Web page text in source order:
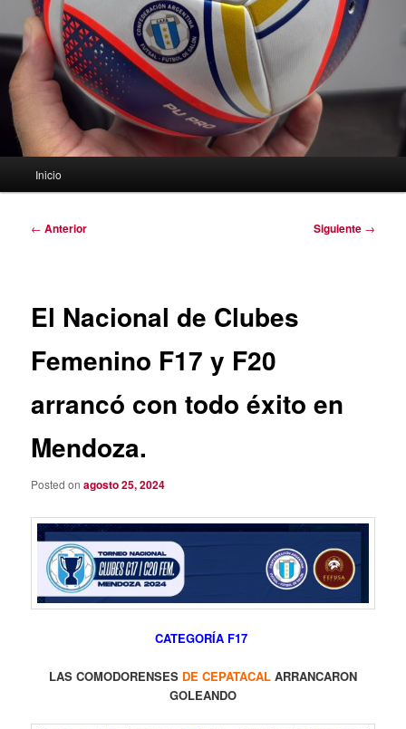
Inicio
Navegación
← Anterior Siguiente →
El Nacional de Clubes
Femenino F17 y F20
arrancó con todo éxito en
Mendoza.
Posted onagosto 25, 2024
CATEGORÍA F17
LAS COMODORENSES DE CEPATACAL ARRANCARON
GOLEANDO